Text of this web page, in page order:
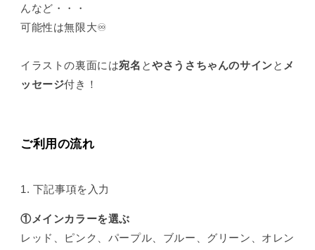
んなど・・・
可能性は無限大♾️
イラストの裏面には宛名 とやさうさちゃんのサインと メ
ッセージ付き！
ご利用の流れ
1. 下記事項を入力
①メインカラーを選ぶ
レッド、ピンク、パープル、ブルー、グリーン、オレン